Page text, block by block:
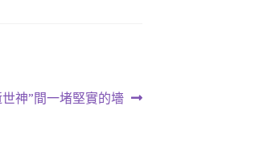
神”間一堵堅實的墻